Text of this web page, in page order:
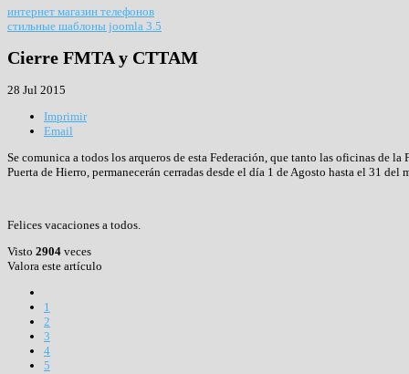
интернет магазин телефонов
стильные шаблоны joomla 3.5
Cierre FMTA y CTTAM
28 Jul 2015
Imprimir
Email
Se comunica a todos los arqueros de esta Federación, que tanto las oficinas de
Puerta de Hierro, permanecerán cerradas desde el día 1 de Agosto hasta el 31
Felices vacaciones a todos.
Visto 2904 veces
Valora este artículo
1
2
3
4
5